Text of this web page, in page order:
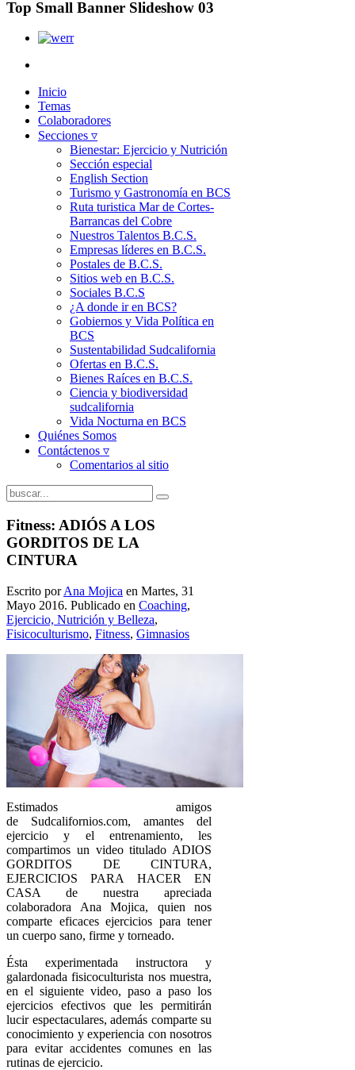
Top Small Banner Slideshow 03
Inicio
Temas
Colaboradores
Secciones ▿
Bienestar: Ejercicio y Nutrición
Sección especial
English Section
Turismo y Gastronomía en BCS
Ruta turistica Mar de Cortes-
Barrancas del Cobre
Nuestros Talentos B.C.S.
Empresas líderes en B.C.S.
Postales de B.C.S.
Sitios web en B.C.S.
Sociales B.C.S
¿A donde ir en BCS?
Gobiernos y Vida Política en
BCS
Sustentabilidad Sudcalifornia
Ofertas en B.C.S.
Bienes Raíces en B.C.S.
Ciencia y biodiversidad
sudcalifornia
Vida Nocturna en BCS
Quiénes Somos
Contáctenos ▿
Comentarios al sitio
Fitness: ADIÓS A LOS
GORDITOS DE LA
CINTURA
Escrito porAna Mojica en Martes, 31
Mayo 2016. Publicado en Coaching,
Ejercicio, Nutrición y Belleza,
Fisicoculturismo, Fitness, Gimnasios
Estimados amigos
de Sudcalifornios.com, amantes del
ejercicio y el entrenamiento, les
compartimos un video titulado ADIOS
GORDITOS DE CINTURA,
EJERCICIOS PARA HACER EN
CASA de nuestra apreciada
colaboradora Ana Mojica, quien nos
comparte eficaces ejercicios para tener
un cuerpo sano, firme y torneado.
Ésta experimentada instructora y
galardonada fisicoculturista nos muestra,
en el siguiente video, paso a paso los
ejercicios efectivos que les permitirán
lucir espectaculares, además comparte su
conocimiento y experiencia con nosotros
para evitar accidentes comunes en las
rutinas de ejercicio.